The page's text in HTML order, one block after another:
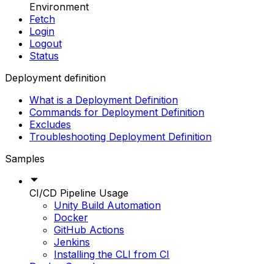
Environment
Fetch
Login
Logout
Status
Deployment definition
What is a Deployment Definition
Commands for Deployment Definition
Excludes
Troubleshooting Deployment Definition
Samples
CI/CD Pipeline Usage
Unity Build Automation
Docker
GitHub Actions
Jenkins
Installing the CLI from CI